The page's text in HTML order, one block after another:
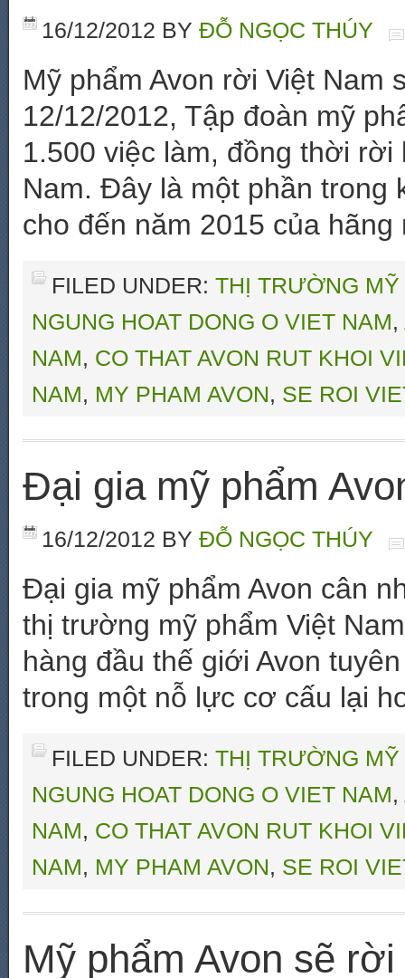
16/12/2012 BY ĐỖ NGỌC THÚY
Mỹ phẩm Avon rời Việt Nam
12/12/2012, Tập đoàn mỹ
1.500 việc làm, đồng thời
Nam. Đây là một phần trong
cho đến năm 2015 của hãng
FILED UNDER: THỊ TRƯỜNG
NGUNG HOAT DONG O VIET NAM,
NAM, CO THAT AVON RUT KHOI
NAM, MY PHAM AVON, SE ROI
Đại gia mỹ phẩm
16/12/2012 BY ĐỖ NGỌC THÚY
Đại gia mỹ phẩm Avon cân
thị trường mỹ phẩm Việt
hàng đầu thế giới Avon
trong một nỗ lực cơ cấu lại
FILED UNDER: THỊ TRƯỜNG
NGUNG HOAT DONG O VIET NAM,
NAM, CO THAT AVON RUT KHOI
NAM, MY PHAM AVON, SE ROI
Mỹ phẩm Avon sẽ